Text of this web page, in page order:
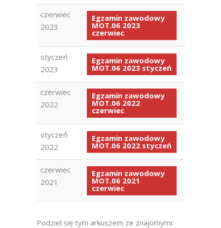
czerwiec
2023
Egzamin zawodowy
MOT.06 2023
czerwiec
styczeń
2023
Egzamin zawodowy
MOT.06 2023 styczeń
czerwiec
2022
Egzamin zawodowy
MOT.06 2022
czerwiec
styczeń
2022
Egzamin zawodowy
MOT.06 2022 styczeń
czerwiec
2021
Egzamin zawodowy
MOT.06 2021
czerwiec
Podziel się tym arkuszem ze znajomymi: